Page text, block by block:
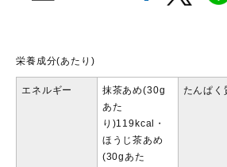
栄養成分(あたり)
エネルギー
抹茶あめ(30g
あた
り)119kcal・
ほうじ茶あめ
(30gあた
たんぱく